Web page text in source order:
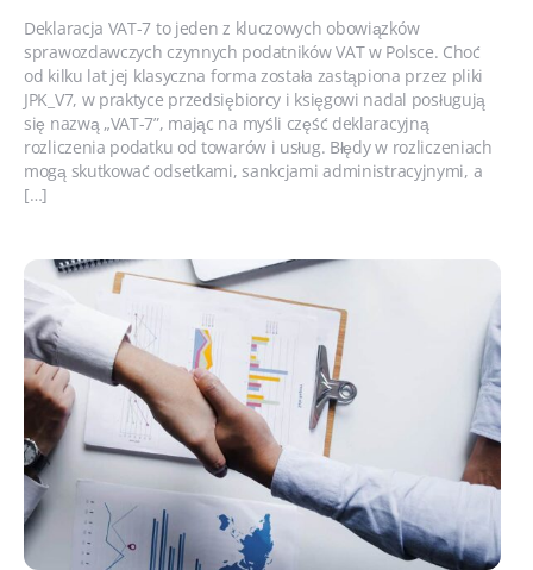
Deklaracja VAT-7 to jeden z kluczowych obowiązków
sprawozdawczych czynnych podatników VAT w Polsce. Choć
od kilku lat jej klasyczna forma została zastąpiona przez pliki
JPK_V7, w praktyce przedsiębiorcy i księgowi nadal posługują
się nazwą „VAT-7”, mając na myśli część deklaracyjną
rozliczenia podatku od towarów i usług. Błędy w rozliczeniach
mogą skutkować odsetkami, sankcjami administracyjnymi, a
[…]